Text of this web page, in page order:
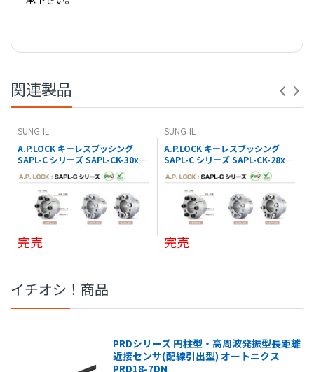
【 PDFダウンロード02 】
※コナビストアでの表記の金額は全て税込価格です。
関連製品
SUNG-IL
A.P.LOCK キーレスブッシング
SAPL-C シリーズ SAPL-CK-30x41
完売
SUNG-IL
A.P.LOCK キーレスブッシング
SAPL-C シリーズ SAPL-CK-28x39
完売
イチオシ！商品
PRDシリーズ 円柱型・高周波発振型長距離
近接センサ(配線引出型) オートニクス
PRD18-7DN